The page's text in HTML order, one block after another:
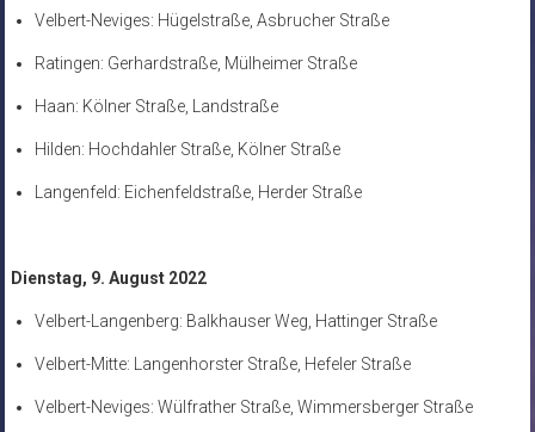
Velbert-Neviges: Hügelstraße, Asbrucher Straße
Ratingen: Gerhardstraße, Mülheimer Straße
Haan: Kölner Straße, Landstraße
Hilden: Hochdahler Straße, Kölner Straße
Langenfeld: Eichenfeldstraße, Herder Straße
Dienstag, 9. August 2022
Velbert-Langenberg: Balkhauser Weg, Hattinger Straße
Velbert-Mitte: Langenhorster Straße, Hefeler Straße
Velbert-Neviges: Wülfrather Straße, Wimmersberger Straße